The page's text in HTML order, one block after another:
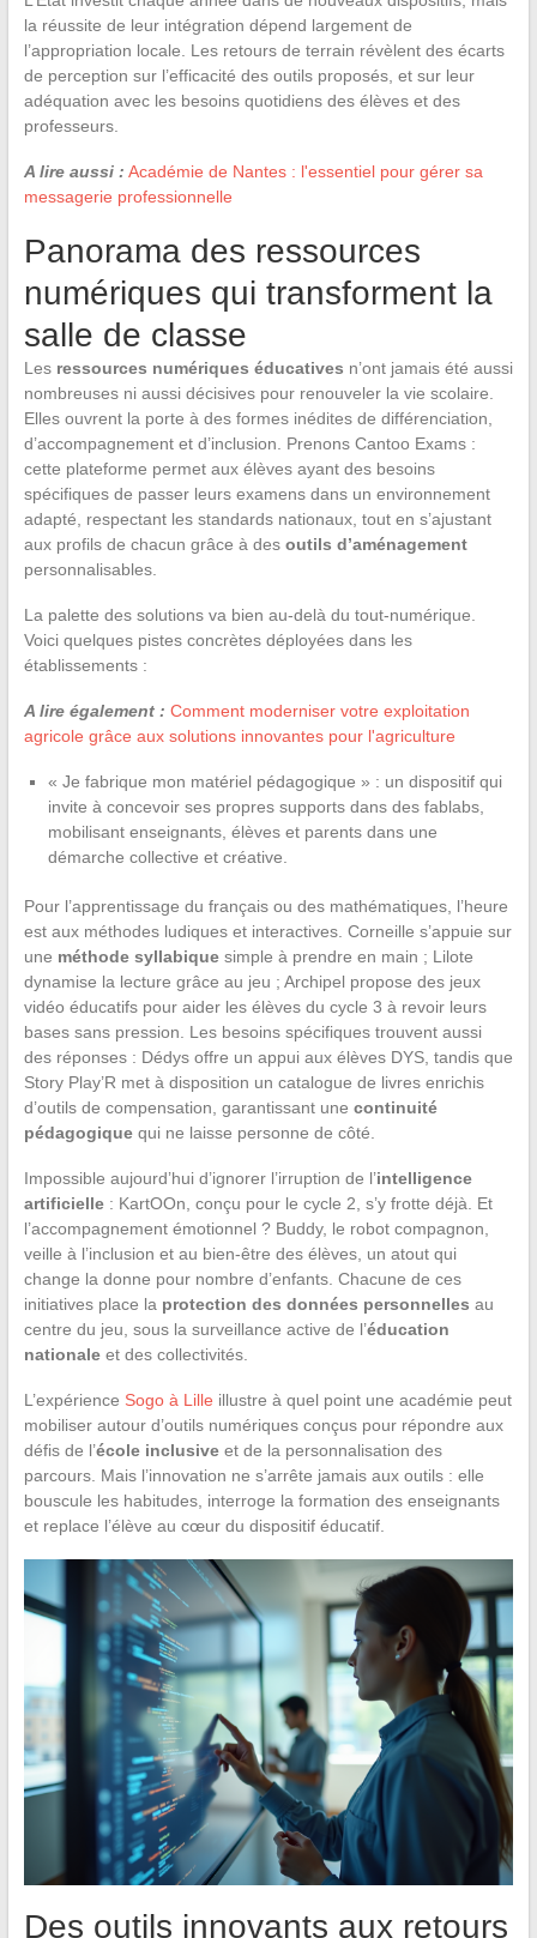
la réussite de leur intégration dépend largement de
l’appropriation locale. Les retours de terrain révèlent des écarts
de perception sur l’efficacité des outils proposés, et sur leur
adéquation avec les besoins quotidiens des élèves et des
professeurs.
A lire aussi : Académie de Nantes : l'essentiel pour gérer sa
messagerie professionnelle
Panorama des ressources
numériques qui transforment la
salle de classe
Les ressources numériques éducatives n’ont jamais été aussi
nombreuses ni aussi décisives pour renouveler la vie scolaire.
Elles ouvrent la porte à des formes inédites de différenciation,
d’accompagnement et d’inclusion. Prenons Cantoo Exams :
cette plateforme permet aux élèves ayant des besoins
spécifiques de passer leurs examens dans un environnement
adapté, respectant les standards nationaux, tout en s’ajustant
aux profils de chacun grâce à des outils d’aménagement
personnalisables.
La palette des solutions va bien au-delà du tout-numérique.
Voici quelques pistes concrètes déployées dans les
établissements :
A lire également : Comment moderniser votre exploitation
agricole grâce aux solutions innovantes pour l'agriculture
« Je fabrique mon matériel pédagogique » : un dispositif qui
invite à concevoir ses propres supports dans des fablabs,
mobilisant enseignants, élèves et parents dans une
démarche collective et créative.
Pour l’apprentissage du français ou des mathématiques, l’heure
est aux méthodes ludiques et interactives. Corneille s’appuie sur
une méthode syllabiquesimple à prendre en main ; Lilote
dynamise la lecture grâce au jeu ; Archipel propose des jeux
vidéo éducatifs pour aider les élèves du cycle 3 à revoir leurs
bases sans pression. Les besoins spécifiques trouvent aussi
des réponses : Dédys offre un appui aux élèves DYS, tandis que
Story Play’R met à disposition un catalogue de livres enrichis
d’outils de compensation, garantissant une continuité
pédagogiquequi ne laisse personne de côté.
Impossible aujourd’hui d’ignorer l’irruption de l’intelligence
artificielle: KartOOn, conçu pour le cycle 2, s’y frotte déjà. Et
l’accompagnement émotionnel ? Buddy, le robot compagnon,
veille à l’inclusion et au bien-être des élèves, un atout qui
change la donne pour nombre d’enfants. Chacune de ces
initiatives place la protection des données personnelles au
centre du jeu, sous la surveillance active de l’éducation
nationaleet des collectivités.
L’expérience Sogo à Lille illustre à quel point une académie peut
mobiliser autour d’outils numériques conçus pour répondre aux
défis de l’école inclusiveet de la personnalisation des
parcours. Mais l’innovation ne s’arrête jamais aux outils : elle
bouscule les habitudes, interroge la formation des enseignants
et replace l’élève au cœur du dispositif éducatif.
Des outils innovants aux retours